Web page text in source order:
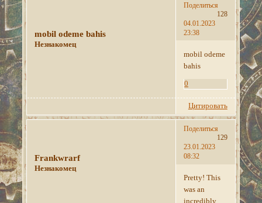
Поделиться
128
04.01.2023
23:38
mobil odeme bahis
Незнакомец
mobil odeme
bahis
0
Цитировать
Поделиться
129
23.01.2023
08:32
Frankwrarf
Незнакомец
Pretty! This
was an
incredibly